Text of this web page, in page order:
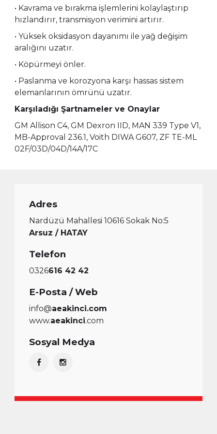
• Kavrama ve bırakma işlemlerini kolaylaştırıp
hızlandırır, transmisyon verimini artırır.
• Yüksek oksidasyon dayanımı ile yağ değişim
aralığını uzatır.
• Köpürmeyi önler.
• Paslanma ve korozyona karşı hassas sistem
elemanlarının ömrünü uzatır.
Karşıladığı Şartnameler ve Onaylar
GM Allison C4, GM Dexron IID, MAN 339 Type V1,
MB-Approval 236.1, Voith DIWA G607, ZF TE-ML
02F/03D/04D/14A/17C
Adres
Nardüzü Mahallesi 10616 Sokak No:5
Arsuz / HATAY
Telefon
0326616 42 42
E-Posta / Web
info@aeakinci.com
www.aeakinci.com
Sosyal Medya